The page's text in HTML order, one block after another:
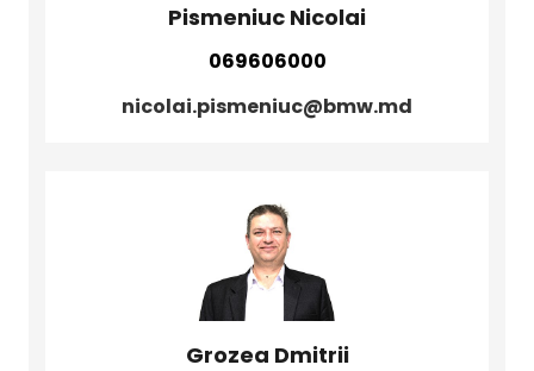
Pismeniuc Nicolai
069606000
nicolai.pismeniuc@bmw.md
Grozea Dmitrii